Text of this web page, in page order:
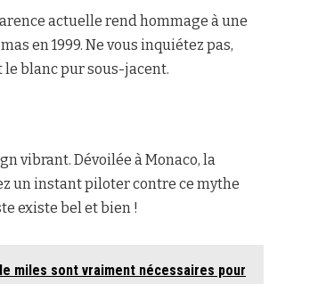
actuelle rend hommage à une
en 1999. Ne vous inquiétez pas,
le blanc pur sous-jacent.
vibrant. Dévoilée à Monaco, la
un instant piloter contre ce mythe
existe bel et bien !
miles sont vraiment nécessaires pour